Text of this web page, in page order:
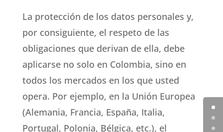
La protección de los datos personales y,
por consiguiente, el respeto de las
obligaciones que derivan de ella, debe
aplicarse no solo en Colombia, sino en
todos los mercados en los que usted
opera. Por ejemplo, en la Unión Europea
(Alemania, Francia, España, Italia,
Portugal, Polonia, Bélgica, etc.), el